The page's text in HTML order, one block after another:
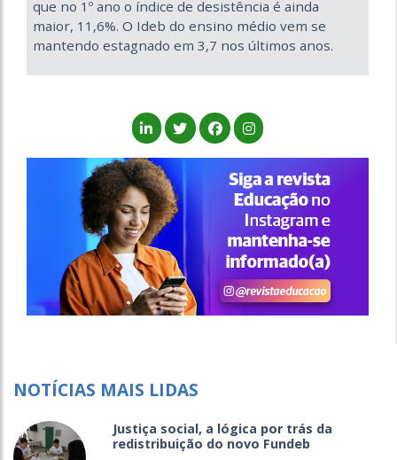
que no 1º ano o índice de desistência é ainda
maior, 11,6%. O Ideb do ensino médio vem se
mantendo estagnado em 3,7 nos últimos anos.
NOTÍCIAS MAIS LIDAS
Justiça social, a lógica por trás da
redistribuição do novo Fundeb